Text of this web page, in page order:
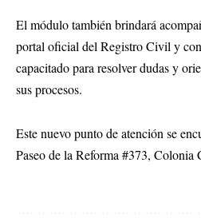
El módulo también brindará
portal oficial del Registro Civil y
capacitado para resolver dudas y
sus procesos.
Este nuevo punto de atención se
Paseo de la Reforma #373, Colonia